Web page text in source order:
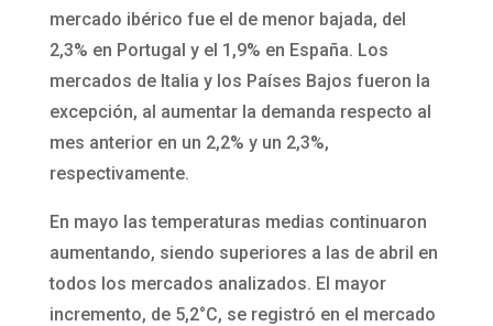
mercado ibérico fue el de menor bajada, del
2,3% en Portugal y el 1,9% en España. Los
mercados de Italia y los Países Bajos fueron la
excepción, al aumentar la demanda respecto al
mes anterior en un 2,2% y un 2,3%,
respectivamente.
En mayo las temperaturas medias continuaron
aumentando, siendo superiores a las de abril en
todos los mercados analizados. El mayor
incremento, de 5,2°C, se registró en el mercado